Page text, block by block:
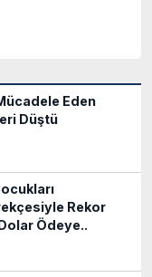
Eden
Düştü
Rekor
Ödeye..